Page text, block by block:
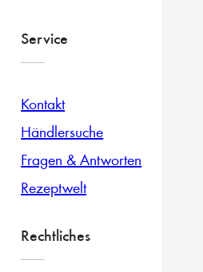
Service
Kontakt
Händlersuche
Fragen & Antworten
Rezeptwelt
Rechtliches